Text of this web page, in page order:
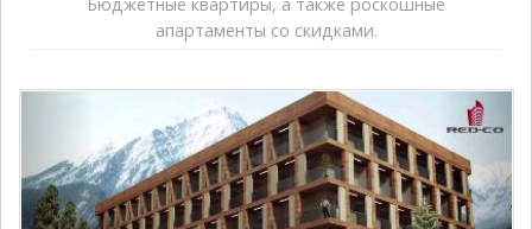
апартаменты со скидками.
Next